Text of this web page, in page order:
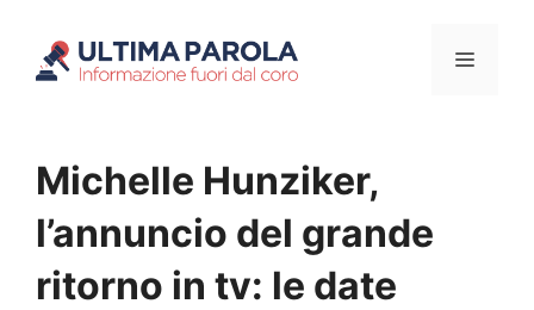
Menu
Michelle Hunziker,
l’annuncio del grande
ritorno in tv: le date